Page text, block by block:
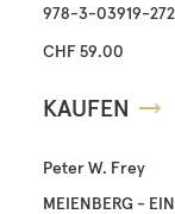
978-3-03919-
CHF 59.00
KAUFEN
Peter W. Frey
MEIENBERG -